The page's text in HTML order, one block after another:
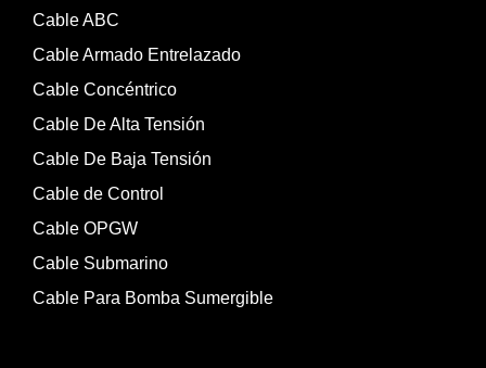
Cable ABC
Cable Armado Entrelazado
Cable Concéntrico
Cable De Alta Tensión
Cable De Baja Tensión
Cable de Control
Cable OPGW
Cable Submarino
Cable Para Bomba Sumergible